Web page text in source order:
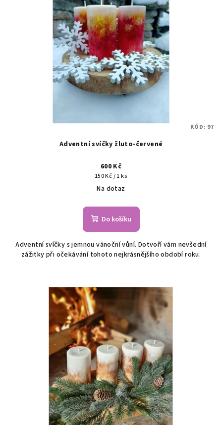
Adventní svíčky žluto-červené
600 Kč
Měrná
cena:
150 Kč / 1 ks
Na dotaz
Do košíku
Adventní svíčky s jemnou vánoční vůní. Dotvoří vám nevšední
zážitky při očekávání tohoto nejkrásnějšího období roku.
KÓD: 97